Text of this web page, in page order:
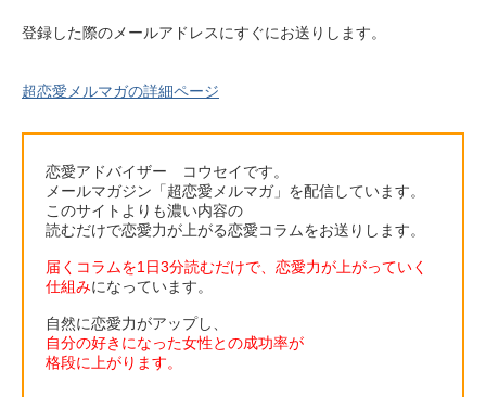
登録した際のメールアドレスにすぐにお送りします。
超恋愛メルマガの詳細ページ
恋愛アドバイザー コウセイです。
メールマガジン「超恋愛メルマガ」を配信しています。
このサイトよりも濃い内容の
読むだけで恋愛力が上がる恋愛コラムをお送りします。
届くコラムを1日3分読むだけで、恋愛力が上がっていく
仕組みになっています。
自然に恋愛力がアップし、
自分の好きになった女性との成功率が
格段に上がります。